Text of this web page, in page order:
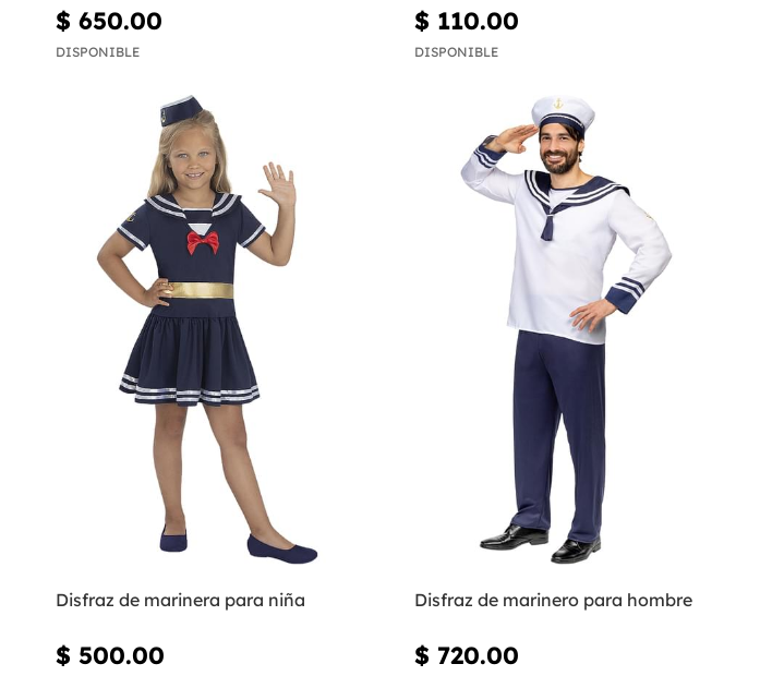
$ 650.00
DISPONIBLE
$ 110.00
DISPONIBLE
Disfraz de marinera para niña
$ 500.00
Disfraz de marinero para hombre
$ 720.00